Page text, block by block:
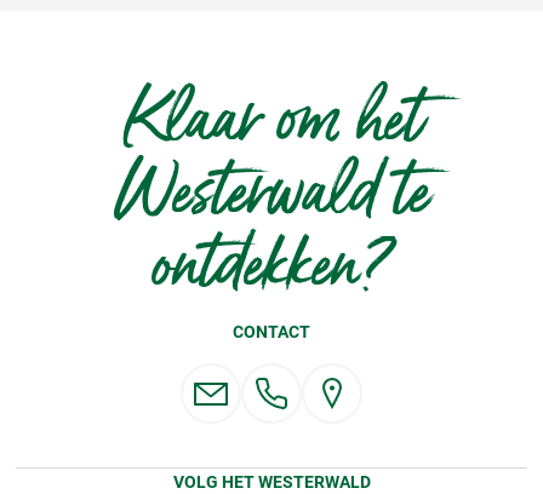
Klaar om het
Westerwald te
ontdekken?
CONTACT
VOLG HET WESTERWALD